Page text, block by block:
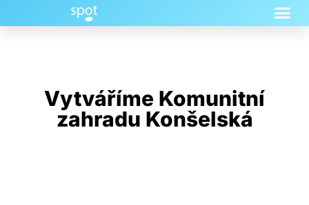
Vytváříme Komunitní
zahradu Konšelská